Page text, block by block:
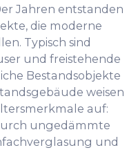
Jahren entstanden
die moderne
Typisch sind
und freistehende
Bestandsobjekte
weisen
auf:
ungedämmte
und